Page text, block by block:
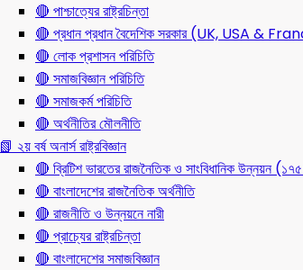
🔴 পাশ্চাত্যের রাষ্ট্রচিন্তা
🔴 প্রধান প্রধান বৈদেশিক সরকার (UK, USA &
🔴 লোক প্রশাসন পরিচিতি
🔴 সমাজবিজ্ঞান পরিচিতি
🔴 সমাজকর্ম পরিচিতি
🔴 অর্থনীতির মৌলনীতি
📗 ২য় বর্ষ অনার্স রাষ্ট্রবিজ্ঞান
🔴 ব্রিটিশ ভারতের রাজনৈতিক ও সাংবিধানিক উন্নয়ন
🔴 বাংলাদেশের রাজনৈতিক অর্থনীতি
🔴 রাজনীতি ও উন্নয়নে নারী
🔴 প্রাচ্যের রাষ্ট্রচিন্তা
🔴 বাংলাদেশের সমাজবিজ্ঞান